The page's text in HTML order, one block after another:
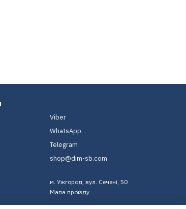
Viber
WhatsApp
Telegram
shop@dim-sb.com
м. Ужгород, вул. Сечені, 50
Мапа проїзду